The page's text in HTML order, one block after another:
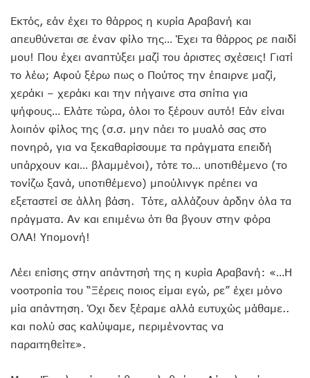
Εκτός, εάν έχει το θάρρος η κυρία Αραβανή και
απευθύνεται σε έναν φίλο της… Έχει τα θάρρος ρε παιδί
μου! Που έχει αναπτύξει μαζί του άριστες σχέσεις! Γιατί
το λέω; Αφού ξέρω πως ο Πούτος την έπαιρνε μαζί,
χεράκι – χεράκι και την πήγαινε στα σπίτια για
ψήφους… Ελάτε τώρα, όλοι το ξέρουν αυτό! Εάν είναι
λοιπόν φίλος της (σ.σ. μην πάει το μυαλό σας στο
πονηρό, για να ξεκαθαρίσουμε τα πράγματα επειδή
υπάρχουν και… βλαμμένοι), τότε το… υποτιθέμενο (το
τονίζω ξανά, υποτιθέμενο) μπούλινγκ πρέπει να
εξεταστεί σε άλλη βάση. Τότε, αλλάζουν άρδην όλα τα
πράγματα. Αν και επιμένω ότι θα βγουν στην φόρα
ΟΛΑ! Υπομονή!
Λέει επίσης στην απάντησή της η κυρία Αραβανή: «…Η
νοοτροπία του “Ξέρεις ποιος είμαι εγώ, ρε” έχει μόνο
μία απάντηση. Όχι δεν ξέραμε αλλά ευτυχώς μάθαμε..
και πολύ σας καλύψαμε, περιμένοντας να
παραιτηθείτε».